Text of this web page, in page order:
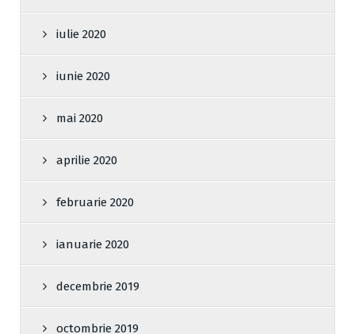
iulie 2020
iunie 2020
mai 2020
aprilie 2020
februarie 2020
ianuarie 2020
decembrie 2019
octombrie 2019